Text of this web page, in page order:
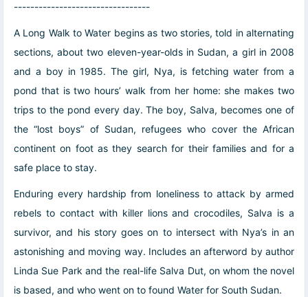
---------------------------------
A Long Walk to Water begins as two stories, told in alternating
sections, about two eleven-year-olds in Sudan, a girl in 2008
and a boy in 1985. The girl, Nya, is fetching water from a
pond that is two hours’ walk from her home: she makes two
trips to the pond every day. The boy, Salva, becomes one of
the “lost boys” of Sudan, refugees who cover the African
continent on foot as they search for their families and for a
safe place to stay.
Enduring every hardship from loneliness to attack by armed
rebels to contact with killer lions and crocodiles, Salva is a
survivor, and his story goes on to intersect with Nya’s in an
astonishing and moving way. Includes an afterword by author
Linda Sue Park and the real-life Salva Dut, on whom the novel
is based, and who went on to found Water for South Sudan.